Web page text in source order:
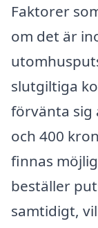
Faktorer
om det är
slutgiltiga
förvänta sig
och 400
finnas
beställer
samtidigt,